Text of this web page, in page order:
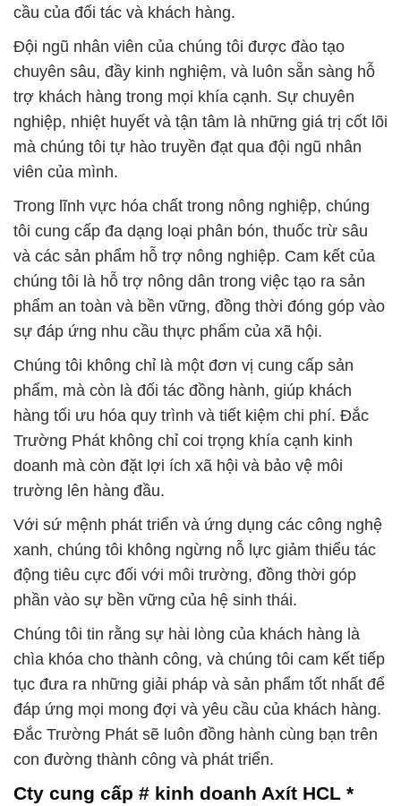
cầu của đối tác và khách hàng.
Đội ngũ nhân viên của chúng tôi được đào tạo
chuyên sâu, đầy kinh nghiệm, và luôn sẵn sàng hỗ
trợ khách hàng trong mọi khía cạnh. Sự chuyên
nghiệp, nhiệt huyết và tận tâm là những giá trị cốt lõi
mà chúng tôi tự hào truyền đạt qua đội ngũ nhân
viên của mình.
Trong lĩnh vực hóa chất trong nông nghiệp, chúng
tôi cung cấp đa dạng loại phân bón, thuốc trừ sâu
và các sản phẩm hỗ trợ nông nghiệp. Cam kết của
chúng tôi là hỗ trợ nông dân trong việc tạo ra sản
phẩm an toàn và bền vững, đồng thời đóng góp vào
sự đáp ứng nhu cầu thực phẩm của xã hội.
Chúng tôi không chỉ là một đơn vị cung cấp sản
phẩm, mà còn là đối tác đồng hành, giúp khách
hàng tối ưu hóa quy trình và tiết kiệm chi phí. Đắc
Trường Phát không chỉ coi trọng khía cạnh kinh
doanh mà còn đặt lợi ích xã hội và bảo vệ môi
trường lên hàng đầu.
Với sứ mệnh phát triển và ứng dụng các công nghệ
xanh, chúng tôi không ngừng nỗ lực giảm thiểu tác
động tiêu cực đối với môi trường, đồng thời góp
phần vào sự bền vững của hệ sinh thái.
Chúng tôi tin rằng sự hài lòng của khách hàng là
chìa khóa cho thành công, và chúng tôi cam kết tiếp
tục đưa ra những giải pháp và sản phẩm tốt nhất để
đáp ứng mọi mong đợi và yêu cầu của khách hàng.
Đắc Trường Phát sẽ luôn đồng hành cùng bạn trên
con đường thành công và phát triển.
Cty cung cấp # kinh doanh Axít HCL *